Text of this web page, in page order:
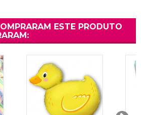
ESTE PRODUTO